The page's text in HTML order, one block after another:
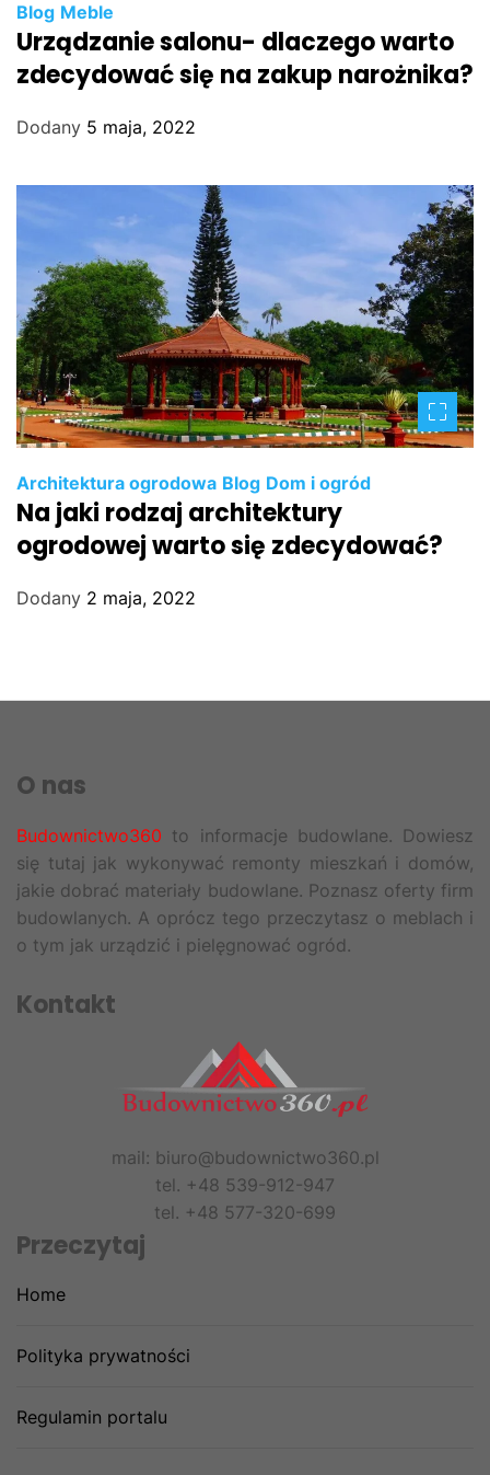
Blog Meble
Urządzanie salonu- dlaczego warto
zdecydować się na zakup narożnika?
Dodany 5 maja, 2022
Architektura ogrodowa Blog Dom i ogród
Na jaki rodzaj architektury
ogrodowej warto się zdecydować?
Dodany 2 maja, 2022
O nas
Budownictwo360 to informacje budowlane. Dowiesz
się tutaj jak wykonywać remonty mieszkań i domów,
jakie dobrać materiały budowlane. Poznasz oferty firm
budowlanych. A oprócz tego przeczytasz o meblach i
o tym jak urządzić i pielęgnować ogród.
Kontakt
mail: biuro@budownictwo360.pl
tel. +48 539-912-947
tel. +48 577-320-699
Przeczytaj
Home
Polityka prywatności
Regulamin portalu